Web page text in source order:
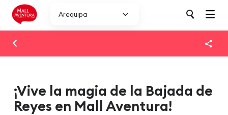
Arequipa
¡Vive la magia de la Bajada de
Reyes en Mall Aventura!